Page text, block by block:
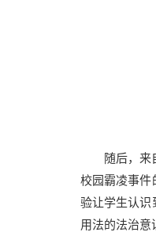
随后，来
校园霸凌事件
验让学生认识
用法的法治意